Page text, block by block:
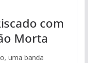
com
Morta
uma banda